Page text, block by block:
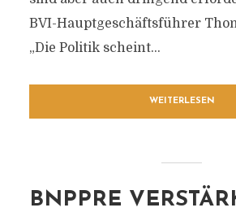
BVI-Hauptgeschäftsführer
„Die Politik scheint...
WEITERLESEN
BNPPRE